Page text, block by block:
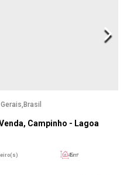
Campinho - Lagoa
Brasil
45m²